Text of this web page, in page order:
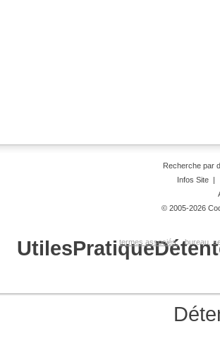
Recherche par
Infos Site|
© 2005-2026
termes associés: bureau,
UtilesPratique